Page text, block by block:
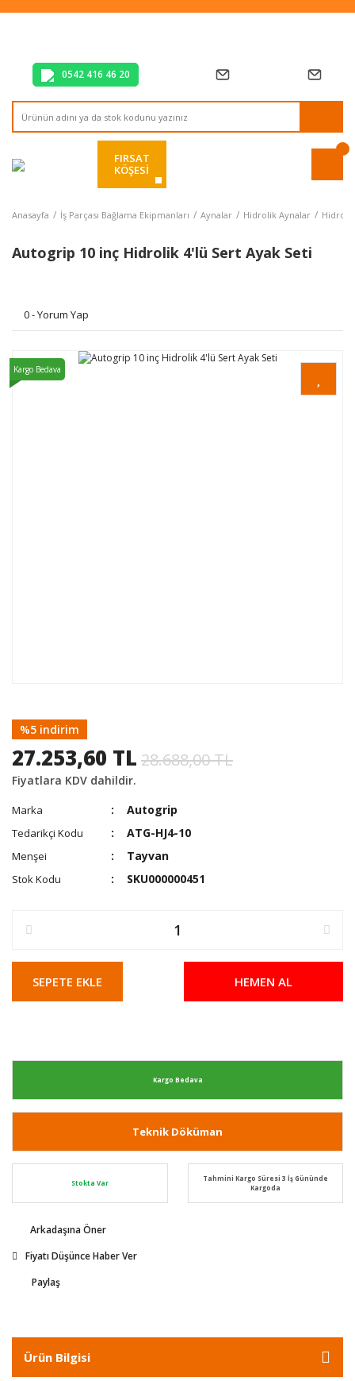
Tüm Alışverişlerde Vade Farksız 2 Taksit!
0542 416 46 20
FIRSAT
KÖŞESİ
Anasayfa İş Parçası Bağlama Ekipmanları Aynalar Hidrolik Aynalar
Autogrip 10 inç Hidrolik 4'lü Sert Ayak Seti
0 - Yorum Yap
Kargo Bedava
%5 indirim
27.253,60 TL 28.688,00 TL
Fiyatlara KDV dahildir.
Marka Autogrip
Tedarikçi Kodu ATG-HJ4-10
Menşei Tayvan
Stok Kodu SKU000000451
SEPETE EKLE HEMEN AL
Kargo Bedava
Teknik Döküman
Stokta Var
Tahmini Kargo Süresi 3 İş Gününde
Kargoda
Arkadaşına Öner
Fiyatı Düşünce Haber Ver
Paylaş
Ürün Bilgisi